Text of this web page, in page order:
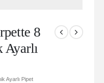
8
Ayarlı Pipet